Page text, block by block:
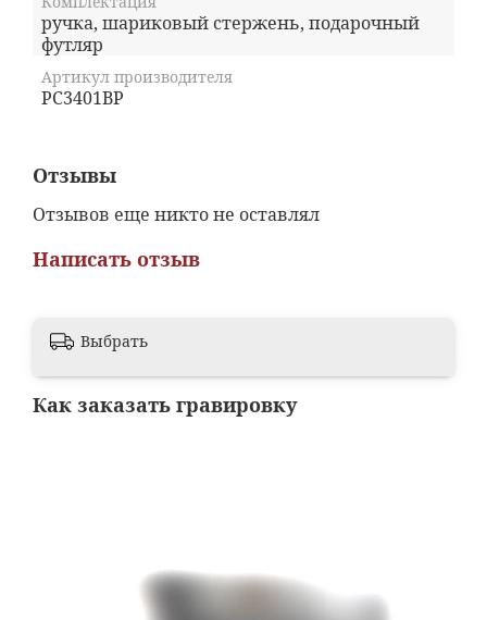
ручка, шариковый стержень, подарочный
футляр
Артикул производителя
PC3401BP
Отзывы
Отзывов еще никто не оставлял
Написать отзыв
Выбрать
Как заказать гравировку